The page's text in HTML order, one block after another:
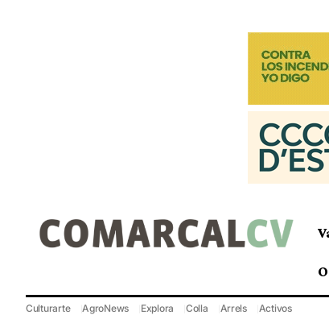
Culturarte AgroNews Explora Colla Arrels Activos